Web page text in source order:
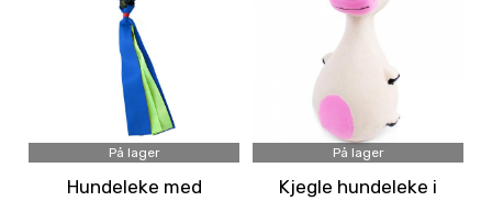
På lager
Hundeleke med
På lager
Kjegle hundeleke i